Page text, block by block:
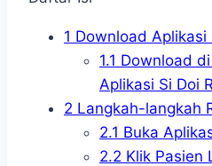
1 Download Aplikasi
1.1 Download
Aplikasi Si Doi
2 Langkah-langkah
2.1 Buka
2.2 Klik Pasien